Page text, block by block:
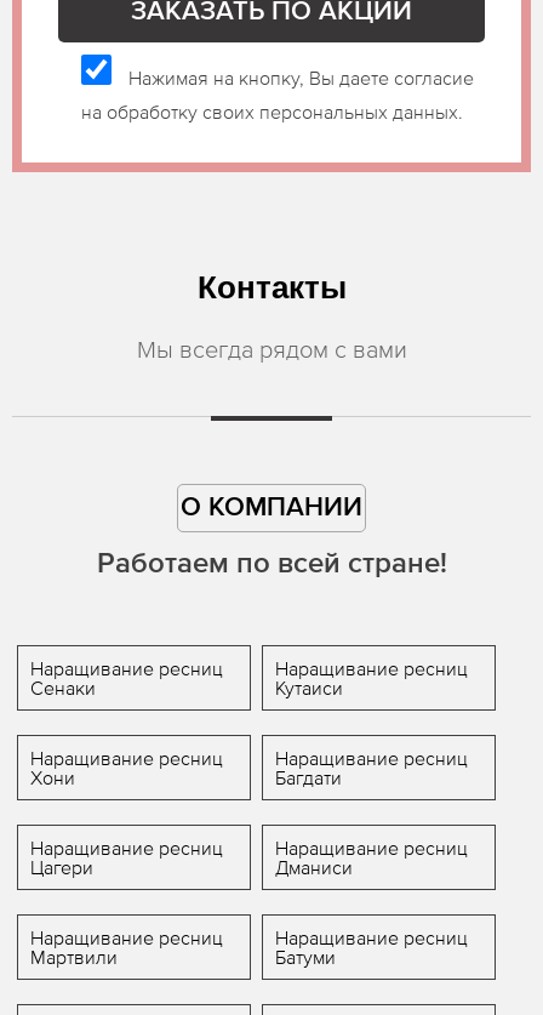
Нажимая на кнопку, Вы даете согласие
на обработку своих персональных данных.
Контакты
Мы всегда рядом с вами
О КОМПАНИИ
Работаем по всей стране!
Наращивание ресниц
Сенаки
Наращивание ресниц
Кутаиси
Наращивание ресниц
Хони
Наращивание ресниц
Багдати
Наращивание ресниц
Цагери
Наращивание ресниц
Дманиси
Наращивание ресниц
Мартвили
Наращивание ресниц
Батуми